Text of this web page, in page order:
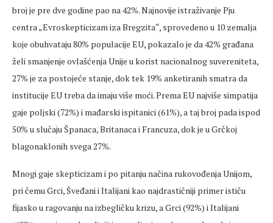
broj je pre dve godine pao na 42%. Najnovije istraživanje Pju
centra „Evroskepticizam iza Bregzita“, sprovedeno u 10 zemalja
koje obuhvataju 80% populacije EU, pokazalo je da 42% građana
želi smanjenje ovlašćenja Unije u korist nacionalnog suvereniteta,
27% je za postojeće stanje, dok tek 19% anketiranih smatra da
institucije EU treba da imaju više moći. Prema EU najviše simpatija
gaje poljski (72%) i mađarski ispitanici (61%), a taj broj pada ispod
50% u slučaju Španaca, Britanaca i Francuza, dok je u Grčkoj
blagonaklonih svega 27%.
Mnogi gaje skepticizam i po pitanju načina rukovođenja Unijom,
pri čemu Grci, Šveđani i Italijani kao najdrastičniji primer ističu
fijasko u ragovanju na izbegličku krizu, a Grci (92%) i Italijani